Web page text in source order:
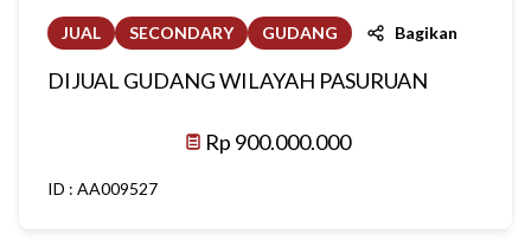
JUAL SECONDARY GUDANG Bagikan
DIJUAL GUDANG WILAYAH PASURUAN
Rp 900.000.000
ID : AA009527